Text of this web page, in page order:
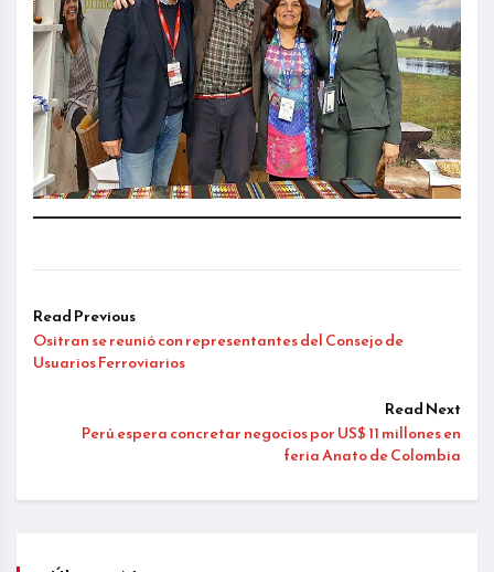
Read Previous
Ositran se reunió con representantes del Consejo de
Usuarios Ferroviarios
Read Next
Perú espera concretar negocios por US$ 11 millones en
feria Anato de Colombia